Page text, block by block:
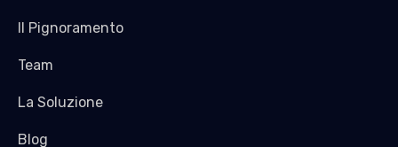
Il Pignoramento
Team
La Soluzione
Blog